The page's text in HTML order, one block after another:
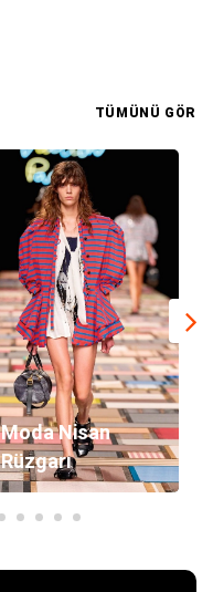
TÜMÜNÜ GÖR
Moda Nisan
Rüzgarı